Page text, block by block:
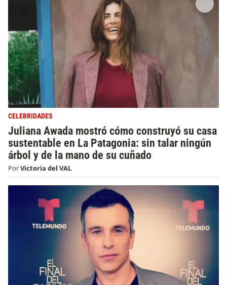
CELEBRIDADES
Juliana Awada mostró cómo construyó su casa
sustentable en La Patagonia: sin talar ningún
árbol y de la mano de su cuñado
PorVictoria del VAL